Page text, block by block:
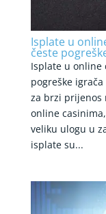
Isplate u
česte
Isplate u online
pogreške
za brzi prijenos
online
veliku ulogu u
isplate su...